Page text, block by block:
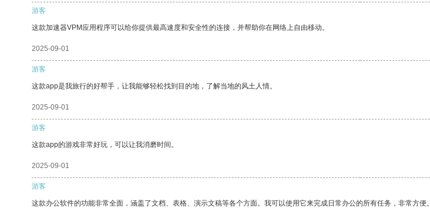
游客
这款加速器VPM应用程序可以给你提供最高速度和安全性的连接，并帮助你在网络上自由移动。
2025-09-01
游客
这款app是我旅行的好帮手，让我能够轻松找到目的地，了解当地的风土人情。
2025-09-01
游客
这款app的游戏非常好玩，可以让我消磨时间。
2025-09-01
游客
这款办公软件的功能非常全面，涵盖了文档、表格、演示文稿等各个方面。我可以使用它来完成日常办公的所有任务，非常方便。